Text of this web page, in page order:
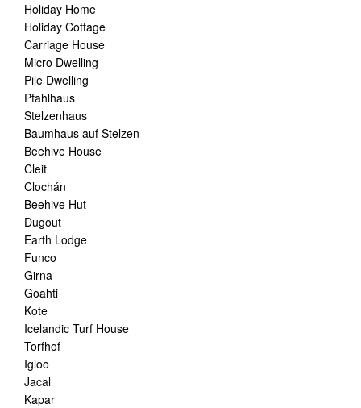
Holiday Home
Holiday Cottage
Carriage House
Micro Dwelling
Pile Dwelling
Pfahlhaus
Stelzenhaus
Baumhaus auf Stelzen
Beehive House
Cleit
Clochán
Beehive Hut
Dugout
Earth Lodge
Funco
Girna
Goahti
Kote
Icelandic Turf House
Torfhof
Igloo
Jacal
Kapar